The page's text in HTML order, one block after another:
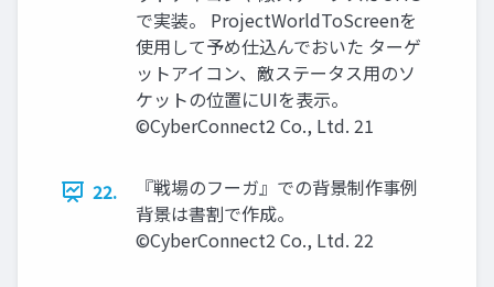
で実装。 ProjectWorldToScreenを
使用して予め仕込んでおいた ターゲ
ットアイコン、敵ステータス用のソ
ケットの位置にUIを表示。
©CyberConnect2 Co., Ltd. 21
22.
『戦場のフーガ』での背景制作事例
背景は書割で作成。
©CyberConnect2 Co., Ltd. 22